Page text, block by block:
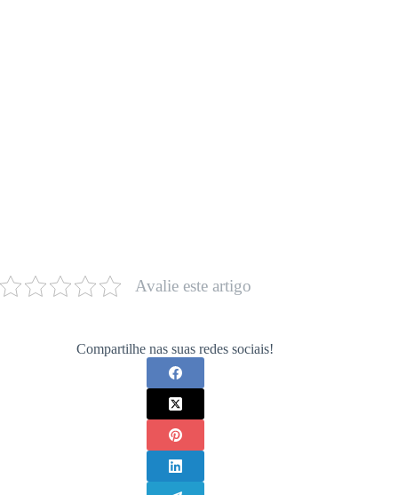
Avalie este artigo
Compartilhe nas suas redes sociais!